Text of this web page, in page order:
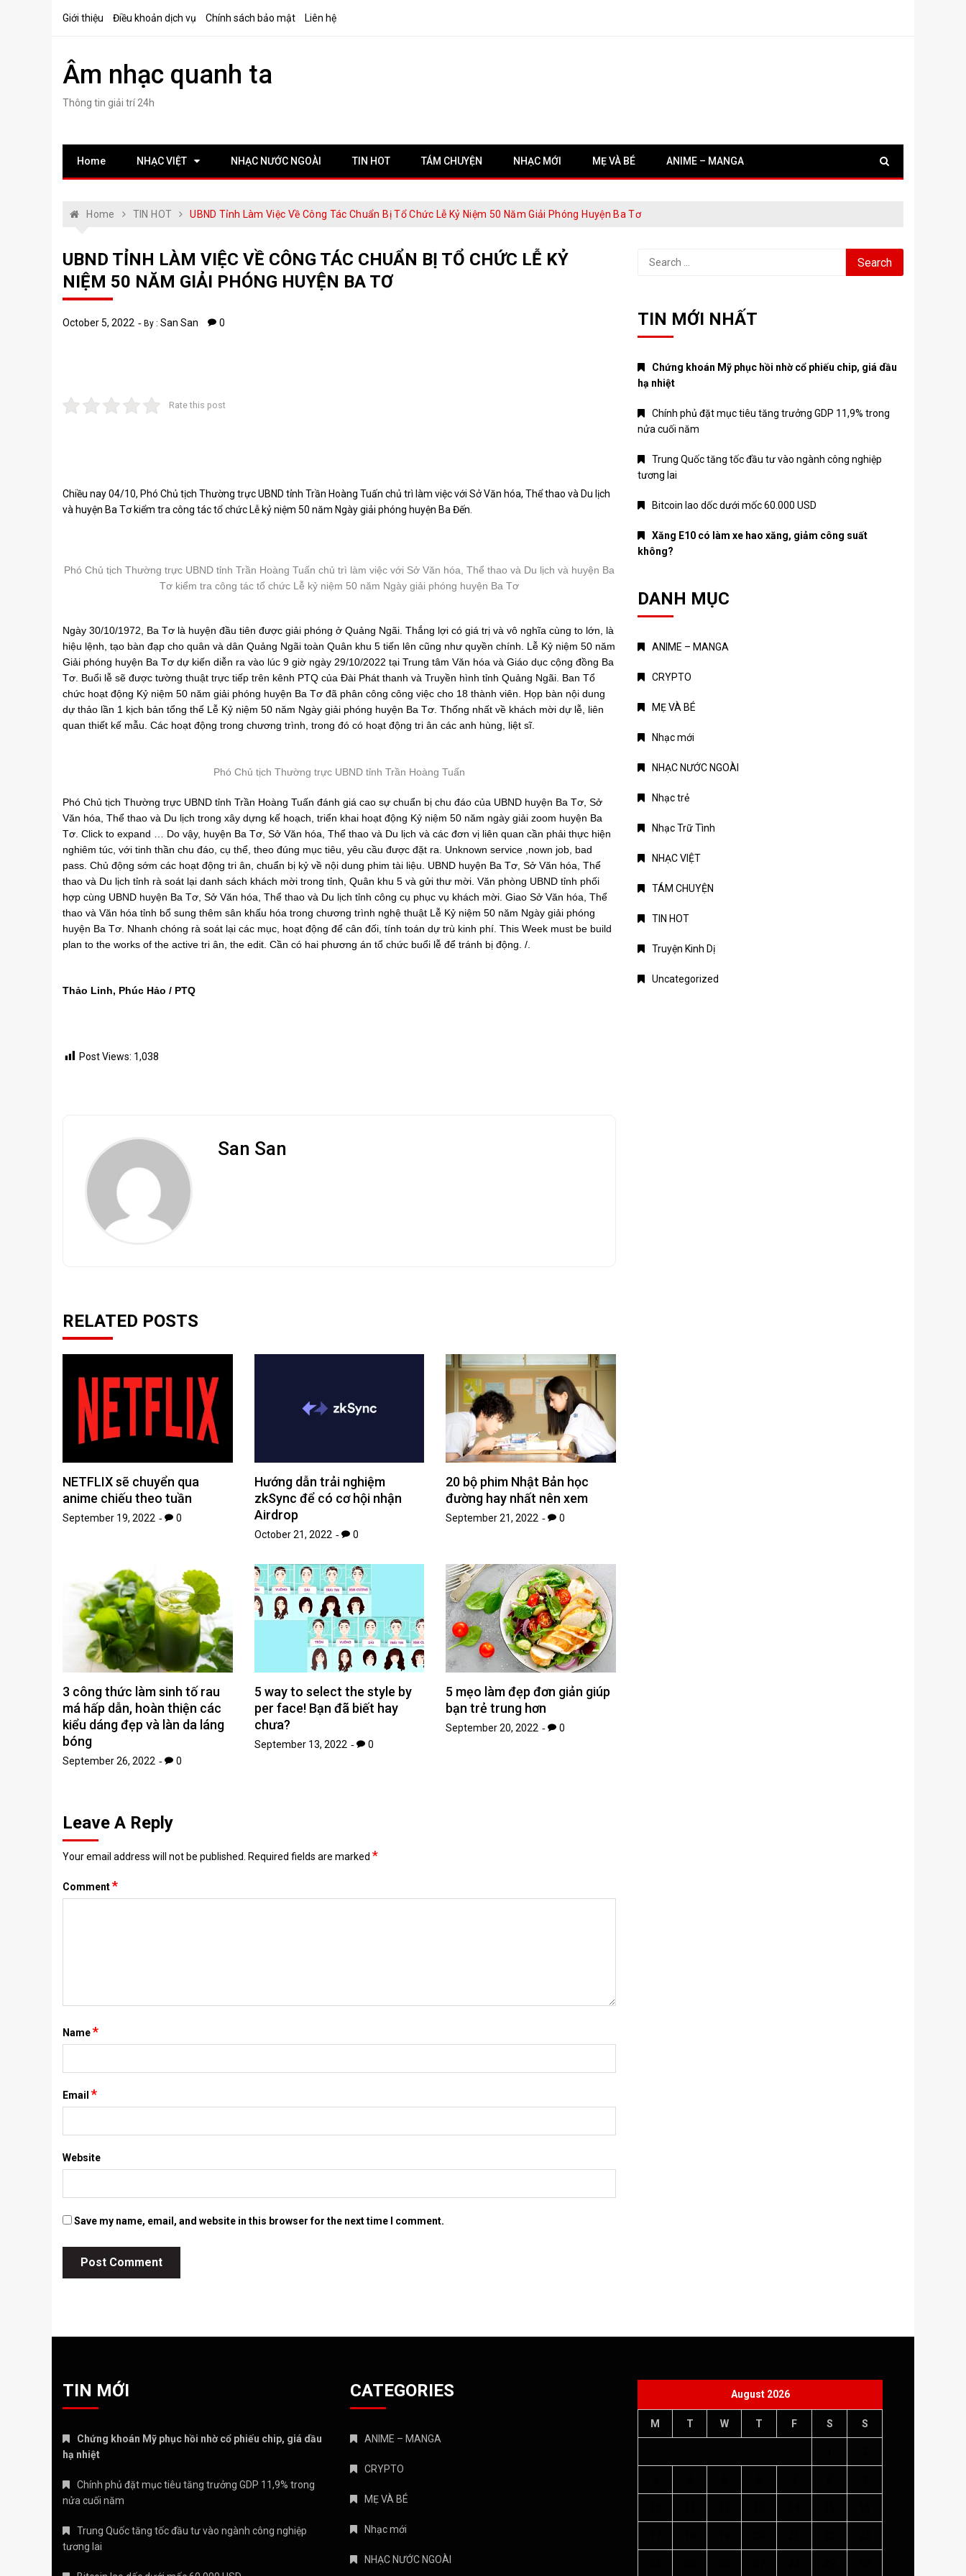
Giới thiệu Điều khoản dịch vụ Chính sách bảo mật Liên hệ
Âm nhạc quanh ta
Thông tin giải trí 24h
Home NHẠC VIỆT NHẠC NƯỚC NGOÀI TIN HOT TÁM CHUYỆN NHẠC MỚI MẸ VÀ BÉ ANIME – MANGA
Home TIN HOT UBND Tỉnh Làm Việc Về Công Tác Chuẩn Bị Tổ Chức Lễ Kỷ Niệm 50 Năm Giải Phóng Huyện Ba Tơ
UBND TỈNH LÀM VIỆC VỀ CÔNG TÁC CHUẨN BỊ TỔ CHỨC LỄ KỶ
NIỆM 50 NĂM GIẢI PHÓNG HUYỆN BA TƠ
October 5, 2022 By : San San 0
Rate this post
Chiều nay 04/10, Phó Chủ tịch Thường trực UBND tỉnh Trần Hoàng Tuấn chủ trì làm việc với Sở Văn hóa, Thể thao và Du lịch
và huyện Ba Tơ kiểm tra công tác tổ chức Lễ kỷ niệm 50 năm Ngày giải phóng huyện Ba Đến.
Phó Chủ tịch Thường trực UBND tỉnh Trần Hoàng Tuấn chủ trì làm việc với Sở Văn hóa, Thể thao và Du lịch và huyện Ba
Tơ kiểm tra công tác tổ chức Lễ kỷ niệm 50 năm Ngày giải phóng huyện Ba Tơ
Ngày 30/10/1972, Ba Tơ là huyện đầu tiên được giải phóng ở Quảng Ngãi. Thắng lợi có giá trị và vô nghĩa cùng to lớn, là
hiệu lệnh, tạo bàn đạp cho quân và dân Quảng Ngãi toàn Quân khu 5 tiến lên cũng như quyền chính. Lễ Kỷ niệm 50 năm
Giải phóng huyện Ba Tơ dự kiến ​​diễn ra vào lúc 9 giờ ngày 29/10/2022 tại Trung tâm Văn hóa và Giáo dục cộng đồng Ba
Tơ. Buổi lễ sẽ được tường thuật trực tiếp trên kênh PTQ của Đài Phát thanh và Truyền hình tỉnh Quảng Ngãi. Ban Tổ
chức hoạt động Kỷ niệm 50 năm giải phóng huyện Ba Tơ đã phân công công việc cho 18 thành viên. Họp bàn nội dung
dự thảo lần 1 kịch bản tổng thể Lễ Kỷ niệm 50 năm Ngày giải phóng huyện Ba Tơ. Thống nhất về khách mời dự lễ, liên
quan thiết kế mẫu. Các hoạt động trong chương trình, trong đó có hoạt động tri ân các anh hùng, liệt sĩ.
Phó Chủ tịch Thường trực UBND tỉnh Trần Hoàng Tuấn
Phó Chủ tịch Thường trực UBND tỉnh Trần Hoàng Tuấn đánh giá cao sự chuẩn bị chu đáo của UBND huyện Ba Tơ, Sở
Văn hóa, Thể thao và Du lịch trong xây dựng kế hoạch, triển khai hoạt động Kỷ niệm 50 năm ngày giải zoom huyện Ba
Tơ. Click to expand … Do vậy, huyện Ba Tơ, Sở Văn hóa, Thể thao và Du lịch và các đơn vị liên quan cần phải thực hiện
nghiêm túc, với tinh thần chu đáo, cụ thể, theo đúng mục tiêu, yêu cầu được đặt ra. Unknown service ,nown job, bad
pass. Chủ động sớm các hoạt động tri ân, chuẩn bị kỷ về nội dung phim tài liệu. UBND huyện Ba Tơ, Sở Văn hóa, Thể
thao và Du lịch tỉnh rà soát lại danh sách khách mời trong tỉnh, Quân khu 5 và gửi thư mời. Văn phòng UBND tỉnh phối
hợp cùng UBND huyện Ba Tơ, Sở Văn hóa, Thể thao và Du lịch tỉnh công cụ phục vụ khách mời. Giao Sở Văn hóa, Thể
thao và Văn hóa tỉnh bổ sung thêm sân khấu hóa trong chương trình nghệ thuật Lễ Kỷ niệm 50 năm Ngày giải phóng
huyện Ba Tơ. Nhanh chóng rà soát lại các mục, hoạt động để cân đối, tính toán dự trù kinh phí. This Week must be build
plan to the works of the active tri ân, the edit. Cần có hai phương án tổ chức buổi lễ để tránh bị động. /.
Thảo Linh, Phúc Hảo / PTQ
Post Views: 1,038
San San
RELATED POSTS
NETFLIX sẽ chuyển qua
anime chiếu theo tuần
September 19, 2022 0
Hướng dẫn trải nghiệm
zkSync để có cơ hội nhận
Airdrop
October 21, 2022 0
20 bộ phim Nhật Bản học
đường hay nhất nên xem
September 21, 2022 0
3 công thức làm sinh tố rau
má hấp dẫn, hoàn thiện các
kiểu dáng đẹp và làn da láng
bóng
September 26, 2022 0
5 way to select the style by
per face! Bạn đã biết hay
chưa?
September 13, 2022 0
5 mẹo làm đẹp đơn giản giúp
bạn trẻ trung hơn
September 20, 2022 0
Leave A Reply
Your email address will not be published. Required fields are marked *
Comment*
Name*
Email *
Website
Save my name, email, and website in this browser for the next time I comment.
Search
TIN MỚI NHẤT
Chứng khoán Mỹ phục hồi nhờ cổ phiếu chip, giá dầu
hạ nhiệt
Chính phủ đặt mục tiêu tăng trưởng GDP 11,9% trong
nửa cuối năm
Trung Quốc tăng tốc đầu tư vào ngành công nghiệp
tương lai
Bitcoin lao dốc dưới mốc 60.000 USD
Xăng E10 có làm xe hao xăng, giảm công suất
không?
DANH MỤC
ANIME – MANGA
CRYPTO
MẸ VÀ BÉ
Nhạc mới
NHẠC NƯỚC NGOÀI
Nhạc trẻ
Nhạc Trữ Tình
NHẠC VIỆT
TÁM CHUYỆN
TIN HOT
Truyện Kinh Dị
Uncategorized
TIN MỚI
Chứng khoán Mỹ phục hồi nhờ cổ phiếu chip, giá dầu
hạ nhiệt
Chính phủ đặt mục tiêu tăng trưởng GDP 11,9% trong
nửa cuối năm
Trung Quốc tăng tốc đầu tư vào ngành công nghiệp
tương lai
CATEGORIES
ANIME – MANGA
CRYPTO
MẸ VÀ BÉ
Nhạc mới
NHẠC NƯỚC NGOÀI
August 2026
M T W T F S S